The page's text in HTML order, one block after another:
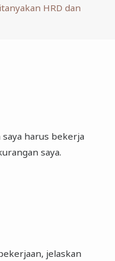
HRD dan
saya harus bekerja
saya.
jelaskan